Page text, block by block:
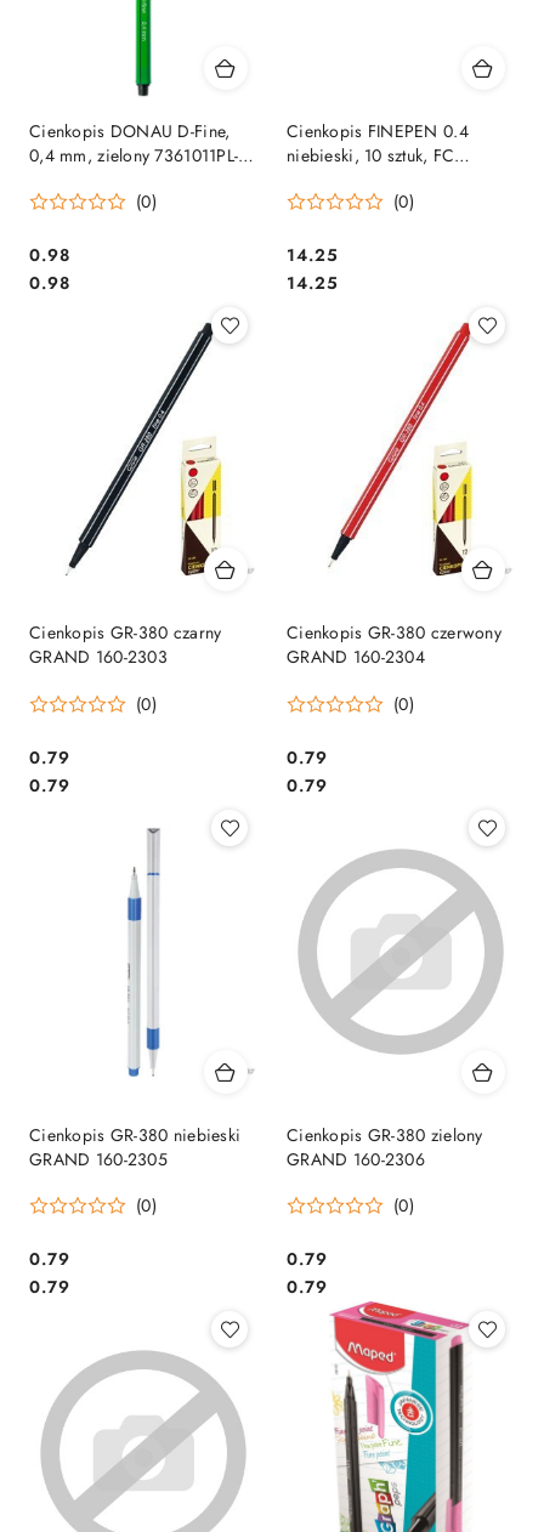
Cienkopis DONAU D-Fine,
0,4 mm, zielony 7361011PL-
(0)
Cena:
0.98
Cena:
0.98
Cienkopis FINEPEN 0.4
niebieski, 10 sztuk, FC
SALE
(0)
Cena:
14.25
Cena:
14.25
Cienkopis GR-380 czarny
GRAND 160-2303
(0)
Cena:
0.79
Cena:
0.79
Cienkopis GR-380 czerwony
GRAND 160-2304
(0)
Cena:
0.79
Cena:
0.79
Cienkopis GR-380 niebieski
GRAND 160-2305
(0)
Cena:
0.79
Cena:
0.79
Cienkopis GR-380 zielony
GRAND 160-2306
(0)
Cena:
0.79
Cena:
0.79